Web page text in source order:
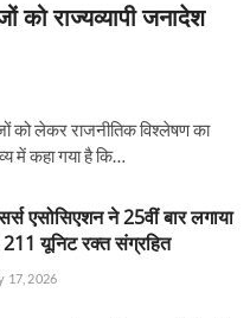
को राज्यव्यापी जनादेश
को लेकर राजनीतिक विश्लेषण का
में कहा गया है कि…
एसोसिएशन ने 25वीं बार लगाया
211 यूनिट रक्त संग्रहित
17, 2026